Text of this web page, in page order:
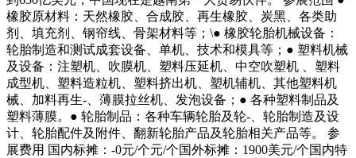
橡胶原材料：天然橡胶、合成胶、再生橡胶、炭黑、各类助
剂、填充剂、钢帘线、骨架材料等；\● 橡胶轮胎机械设备：
轮胎制造和测试成套设备、单机、技术和模具等；● 塑料机械
及设备：注塑机、吹膜机、塑料压延机、中空吹塑机 、塑料
成型机、塑料造粒机、塑料挤出机、塑机辅机、其他塑料机
械、加料再生-、薄膜拉丝机、发泡设备；● 各种塑料制品及
塑料薄膜。● 轮胎制品：各种车辆轮胎及轮-、轮胎制造及设
计、轮胎配件及附件、翻新轮胎产品及轮胎相关产品等。 参
展费用 国内标摊：-0元/个元/个国外标摊：1900美元/个国内特